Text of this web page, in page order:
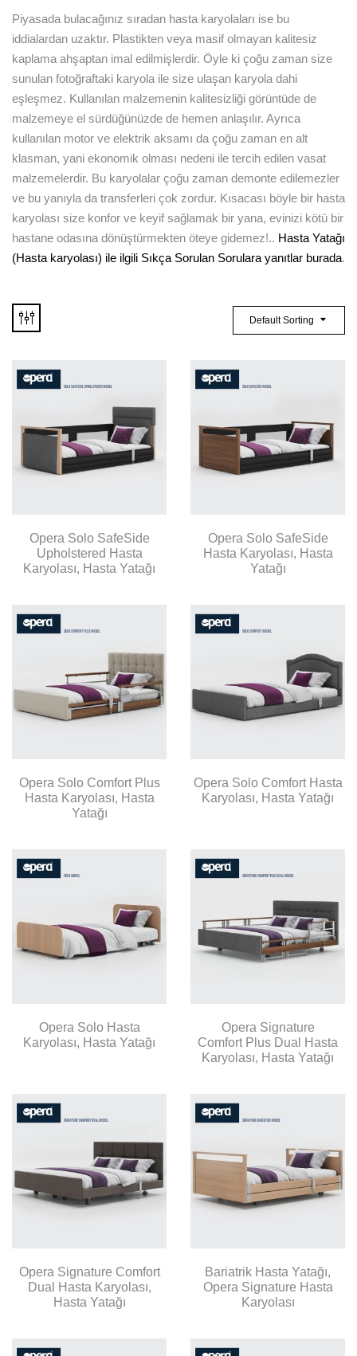
Piyasada bulacağınız sıradan hasta karyolaları ise bu
iddialardan uzaktır. Plastikten veya masif olmayan kalitesiz
kaplama ahşaptan imal edilmişlerdir. Öyle ki çoğu zaman size
sunulan fotoğraftaki karyola ile size ulaşan karyola dahi
eşleşmez. Kullanılan malzemenin kalitesizliği görüntüde de
malzemeye el sürdüğünüzde de hemen anlaşılır. Ayrıca
kullanılan motor ve elektrik aksamı da çoğu zaman en alt
klasman, yani ekonomik olması nedeni ile tercih edilen vasat
malzemelerdir. Bu karyolalar çoğu zaman demonte edilemezler
ve bu yanıyla da transferleri çok zordur. Kısacası böyle bir hasta
karyolası size konfor ve keyif sağlamak bir yana, evinizi kötü bir
hastane odasına dönüştürmekten öteye gidemez!.. Hasta Yatağı
(Hasta karyolası) ile ilgili Sıkça Sorulan Sorulara yanıtlar burada.
Default Sorting
Opera Solo SafeSide
Upholstered Hasta
Karyolası, Hasta Yatağı
Opera Solo SafeSide
Hasta Karyolası, Hasta
Yatağı
Opera Solo Comfort Plus
Hasta Karyolası, Hasta
Yatağı
Opera Solo Comfort Hasta
Karyolası, Hasta Yatağı
Opera Solo Hasta
Karyolası, Hasta Yatağı
Opera Signature
Comfort Plus Dual Hasta
Karyolası, Hasta Yatağı
Opera Signature Comfort
Dual Hasta Karyolası,
Hasta Yatağı
Bariatrik Hasta Yatağı,
Opera Signature Hasta
Karyolası